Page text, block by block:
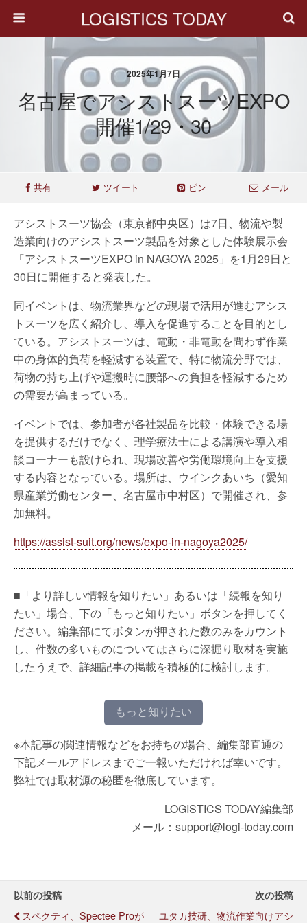
LOGISTICS TODAY
2025年1月7日
名古屋でアシストスーツEXPO
開催1/29・30
共有 ツイート ピン メール
アシストスーツ協会（東京都中央区）は7日、物流や製
造業向けのアシストスーツ製品を対象とした体験展示会
「アシストスーツEXPO in NAGOYA 2025」を1月29日と
30日に開催すると発表した。
同イベントは、物流業界などの現場で活用が進むアシス
トスーツを広く紹介し、導入を促進することを目的とし
ている。アシストスーツは、電動・非電動を問わず作業
中の身体的負荷を軽減する装置で、特に物流分野では、
荷物の持ち上げや運搬時に腰部への負担を軽減するため
の需要が高まっている。
イベントでは、参加者が各社製品を比較・体験できる場
を提供するだけでなく、理学療法士による講演や導入相
談コーナーも設けられ、現場改善や労働環境向上を支援
する内容となっている。場所は、ウインクあいち（愛知
県産業労働センター、名古屋市中村区）で開催され、参
加無料。
https://assist-suit.org/news/expo-in-nagoya2025/
■「より詳しい情報を知りたい」あるいは「続報を知り
たい」場合、下の「もっと知りたい」ボタンを押してく
ださい。編集部にてボタンが押された数のみをカウント
し、件数の多いものについてはさらに深掘り取材を実施
したうえで、詳細記事の掲載を積極的に検討します。
もっと知りたい
※本記事の関連情報などをお持ちの場合、編集部直通の
下記メールアドレスまでご一報いただければ幸いです。
弊社では取材源の秘匿を徹底しています。
LOGISTICS TODAY編集部
メール：support@logi-today.com
以前の投稿
スペクティ、Spectee Proが
次の投稿
ユタカ技研、物流作業向けアシ